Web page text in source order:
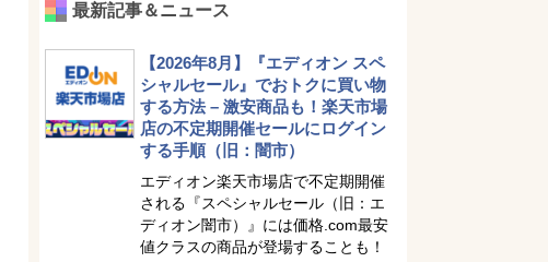
最新記事＆ニュース
【2026年8月】『エディオン スペ
シャルセール』でおトクに買い物
する方法 – 激安商品も！楽天市場
店の不定期開催セールにログイン
する手順（旧：闇市）
エディオン楽天市場店で不定期開催
される『スペシャルセール（旧：エ
ディオン闇市）』には価格.com最安
値クラスの商品が登場することも！